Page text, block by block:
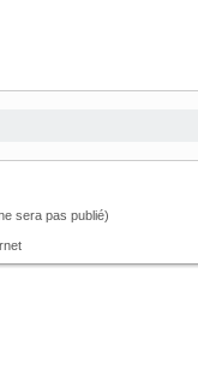
sera pas publié)